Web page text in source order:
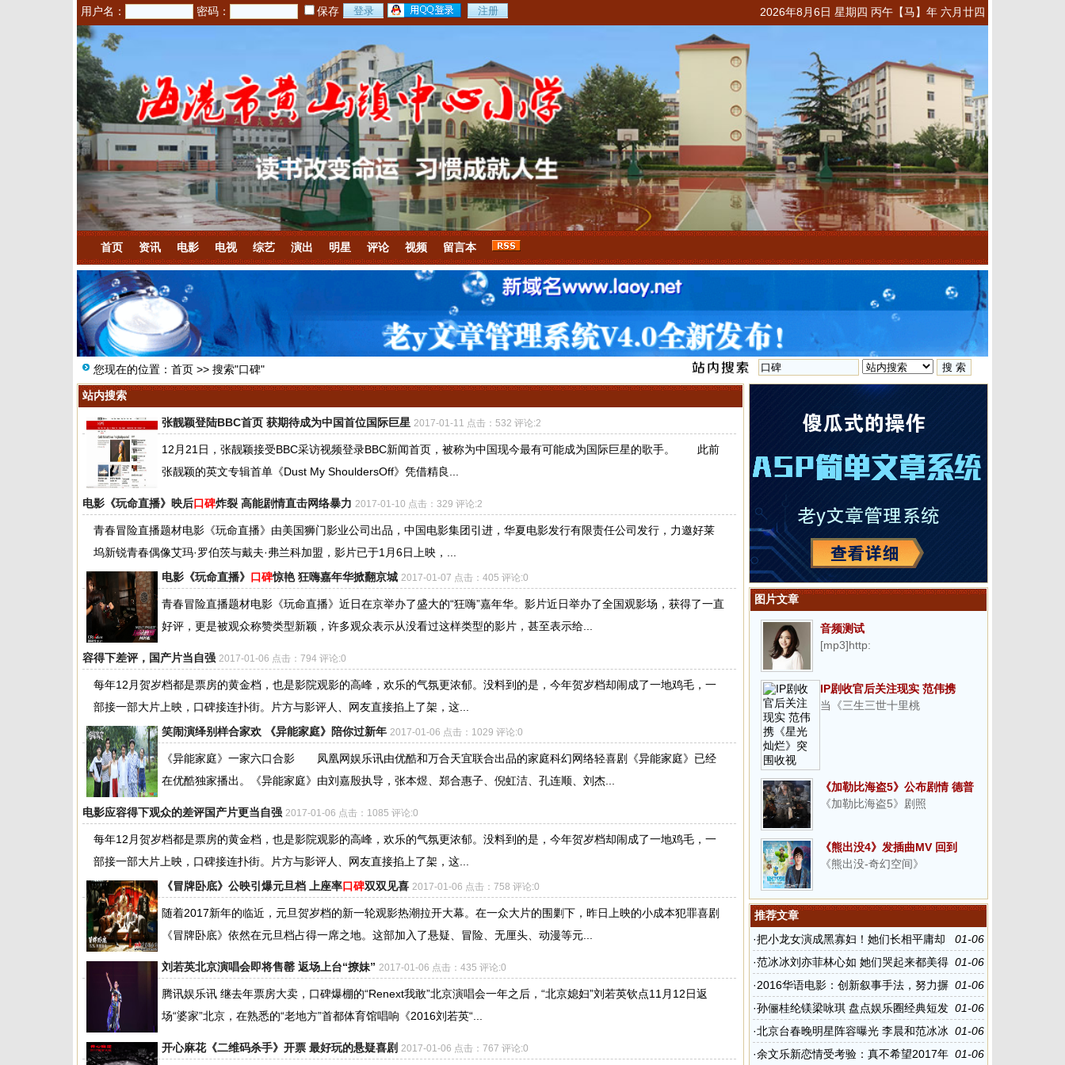
2026年8月6日 星期四 丙午【马】年 六月廿四
用户名： 密码： 保存
首页 资讯 电影 电视 综艺 演出 明星 评论 视频 留言本
您现在的位置： 首页 >> 搜索"口碑"
站内搜索
张靓颖登陆BBC首页 获期待成为中国首位国际巨星 2017-01-11 点击：532 评论:2
12月21日，张靓颖接受BBC采访视频登录BBC新闻首页，被称为中国现今最有可能成为国际巨星的歌手。 此前
张靓颖的英文专辑首单《Dust My ShouldersOff》凭借精良...
电影《玩命直播》映后口碑炸裂 高能剧情直击网络暴力 2017-01-10 点击：329 评论:2
青春冒险直播题材电影《玩命直播》由美国狮门影业公司出品，中国电影集团引进，华夏电影发行有限责任公司发行，力邀好莱
坞新锐青春偶像艾玛·罗伯茨与戴夫·弗兰科加盟，影片已于1月6日上映，...
电影《玩命直播》 口碑惊艳 狂嗨嘉年华掀翻京城 2017-01-07 点击：405 评论:0
青春冒险直播题材电影《玩命直播》近日在京举办了盛大的“狂嗨”嘉年华。影片近日举办了全国观影场，获得了一直
好评，更是被观众称赞类型新颖，许多观众表示从没看过这样类型的影片，甚至表示给...
容得下差评，国产片当自强 2017-01-06 点击：794 评论:0
每年12月贺岁档都是票房的黄金档，也是影院观影的高峰，欢乐的气氛更浓郁。没料到的是，今年贺岁档却闹成了一地鸡毛，一
部接一部大片上映，口碑接连扑街。片方与影评人、网友直接掐上了架，这...
笑闹演绎别样合家欢 《异能家庭》陪你过新年 2017-01-06 点击：1029 评论:0
《异能家庭》一家六口合影 凤凰网娱乐讯由优酷和万合天宜联合出品的家庭科幻网络轻喜剧《异能家庭》已经
在优酷独家播出。《异能家庭》由刘嘉殷执导，张本煜、郑合惠子、倪虹洁、孔连顺、刘杰...
电影应容得下观众的差评国产片更当自强 2017-01-06 点击：1085 评论:0
每年12月贺岁档都是票房的黄金档，也是影院观影的高峰，欢乐的气氛更浓郁。没料到的是，今年贺岁档却闹成了一地鸡毛，一
部接一部大片上映，口碑接连扑街。片方与影评人、网友直接掐上了架，这...
《冒牌卧底》公映引爆元旦档 上座率口碑双双见喜 2017-01-06 点击：758 评论:0
随着2017新年的临近，元旦贺岁档的新一轮观影热潮拉开大幕。在一众大片的围剿下，昨日上映的小成本犯罪喜剧
《冒牌卧底》依然在元旦档占得一席之地。这部加入了悬疑、冒险、无厘头、动漫等元...
刘若英北京演唱会即将售罄 返场上台“撩妹” 2017-01-06 点击：435 评论:0
腾讯娱乐讯 继去年票房大卖，口碑爆棚的“Renext我敢”北京演唱会一年之后，“北京媳妇”刘若英钦点11月12日返
场“婆家”北京，在熟悉的“老地方”首都体育馆唱响《2016刘若英“...
开心麻花《二维码杀手》开票 最好玩的悬疑喜剧 2017-01-06 点击：767 评论:0
图片文章
音频测试
[mp3]http:
IP剧收官后关注现实 范伟携
《星光灿烂》突围收视
当《三生三世十里桃
《加勒比海盗5》公布剧情 德普
重返冒险之旅
《加勒比海盗5》剧照
《熊出没4》发插曲MV 回到
与“熊”相伴的纯真岁月
《熊出没-奇幻空间》
推荐文章
01-06
·把小龙女演成黑寡妇！她们长相平庸却
硬要演绝世美女
01-06
·范冰冰刘亦菲林心如 她们哭起来都美得
让人心疼
01-06
·2016华语电影：创新叙事手法，努力摒
弃陈词滥调
01-06
·孙俪桂纶镁梁咏琪 盘点娱乐圈经典短发
女神
01-06
·北京台春晚明星阵容曝光 李晨和范冰冰
登台演出
01-06
·余文乐新恋情受考验：真不希望2017年